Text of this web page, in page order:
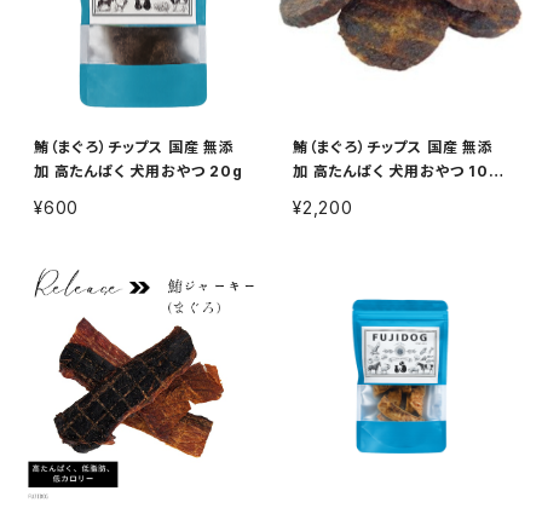
鮪（まぐろ）チップス 国産 無添
加 高たんぱく 犬用おやつ 20g
¥600
鮪（まぐろ）チップス 国産 無添
加 高たんぱく 犬用おやつ 100
¥2,200